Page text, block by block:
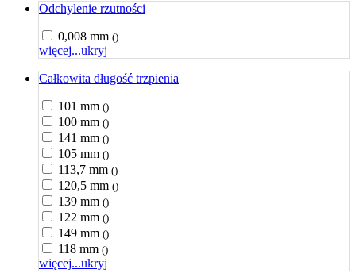
Odchylenie rzutności
0,008 mm ()
więcej...ukryj
Całkowita długość trzpienia
101 mm ()
100 mm ()
141 mm ()
105 mm ()
113,7 mm ()
120,5 mm ()
139 mm ()
122 mm ()
149 mm ()
118 mm ()
więcej...ukryj